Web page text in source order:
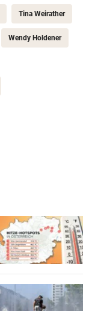
Tina Weirather
Wendy Holdener